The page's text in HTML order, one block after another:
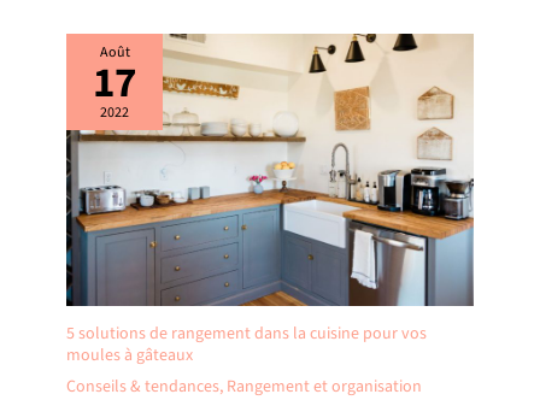
Précautions : 1. Évitez de
décharger complètement la
batterie. L’utilisation
alternée de batteries de
rechange est plus efficace,
préserve les cellules et
prolonge la durée de vie de
la batterie ; 2. Stockez la
batterie dans un endroit
frais et sec, à l’abri des
températures extrêmes, afin
de prolonger sa durée de vie
; 3. N’utilisez pas ces
appareils afin d’éviter toute
Août
17
2022
5 solutions de rangement dans la cuisine pour vos
moules à gâteaux
Conseils & tendances, Rangement et organisation